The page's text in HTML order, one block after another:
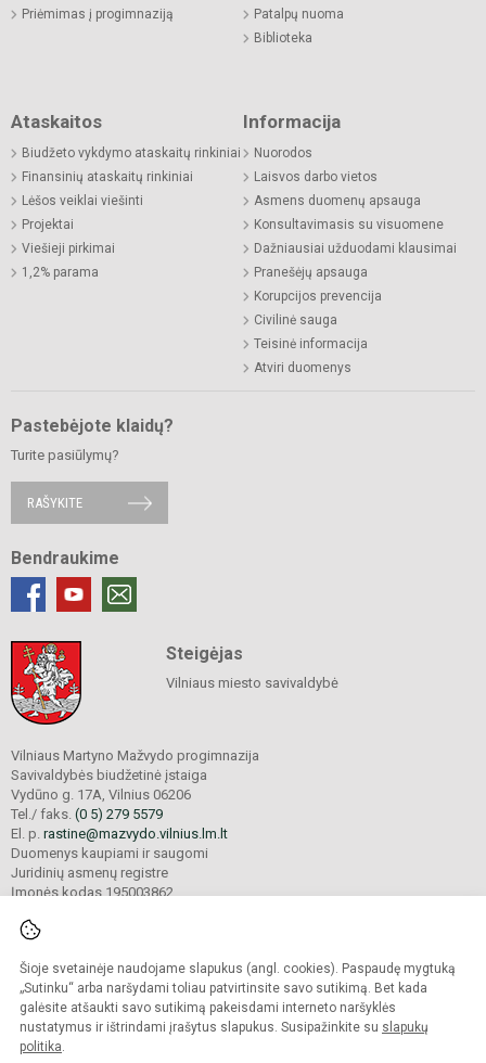
Šioje svetainėje naudojame slapukus (angl. cookies). Paspaudę mygtuką
„Sutinku“ arba naršydami toliau patvirtinsite savo sutikimą. Bet kada
galėsite atšaukti savo sutikimą pakeisdami interneto naršyklės
nustatymus ir ištrindami įrašytus slapukus. Susipažinkite su slapukų
politika.
Priėmimas į progimnaziją
Patalpų nuoma
Biblioteka
Ataskaitos
Biudžeto vykdymo ataskaitų rinkiniai
Finansinių ataskaitų rinkiniai
Lėšos veiklai viešinti
Projektai
Viešieji pirkimai
1,2% parama
Informacija
Nuorodos
Laisvos darbo vietos
Asmens duomenų apsauga
Konsultavimasis su visuomene
Dažniausiai užduodami klausimai
Pranešėjų apsauga
Korupcijos prevencija
Civilinė sauga
Teisinė informacija
Atviri duomenys
Pastebėjote klaidų?
Turite pasiūlymų?
RAŠYKITE
Bendraukime
Steigėjas
Vilniaus miesto savivaldybė
Vilniaus Martyno Mažvydo progimnazija
Savivaldybės biudžetinė įstaiga
Vydūno g. 17A, Vilnius 06206
Tel./ faks. (0 5) 279 5579
El. p. rastine@mazvydo.vilnius.lm.lt
Duomenys kaupiami ir saugomi
Juridinių asmenų registre
Įmonės kodas 195003862
© 2022. Vilniaus Martyno Mažvydo progimnazija. Visos teisės saugomos.
Kopijuoti turinį be raštiško įstaigos administracijos sutikimo griežtai draudžiama.
Prieinamumo paraiška Slapukų valdymas
Sumanus būdas atnaujinti